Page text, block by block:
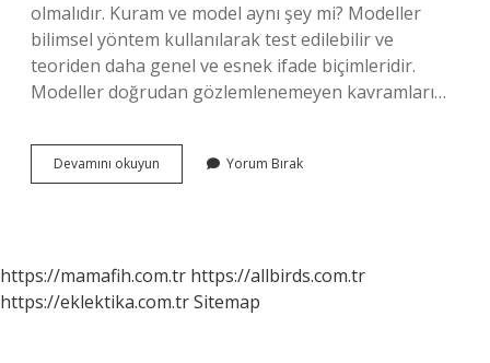
olmalıdır. Kuram ve model aynı şey mi? Modeller
bilimsel yöntem kullanılarak test edilebilir ve
teoriden daha genel ve esnek ifade biçimleridir.
Modeller doğrudan gözlemlenemeyen kavramları…
Devamını okuyun
Bir
Yorum Bırak
https://mamafih.com.tr https://allbirds.com.tr
https://eklektika.com.trSitemap